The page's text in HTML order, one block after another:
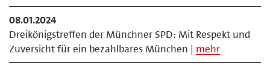
08.01.2024
Dreikönigstreffen der Münchner SPD: Mit Respekt und
Zuversicht für ein bezahlbares München | mehr